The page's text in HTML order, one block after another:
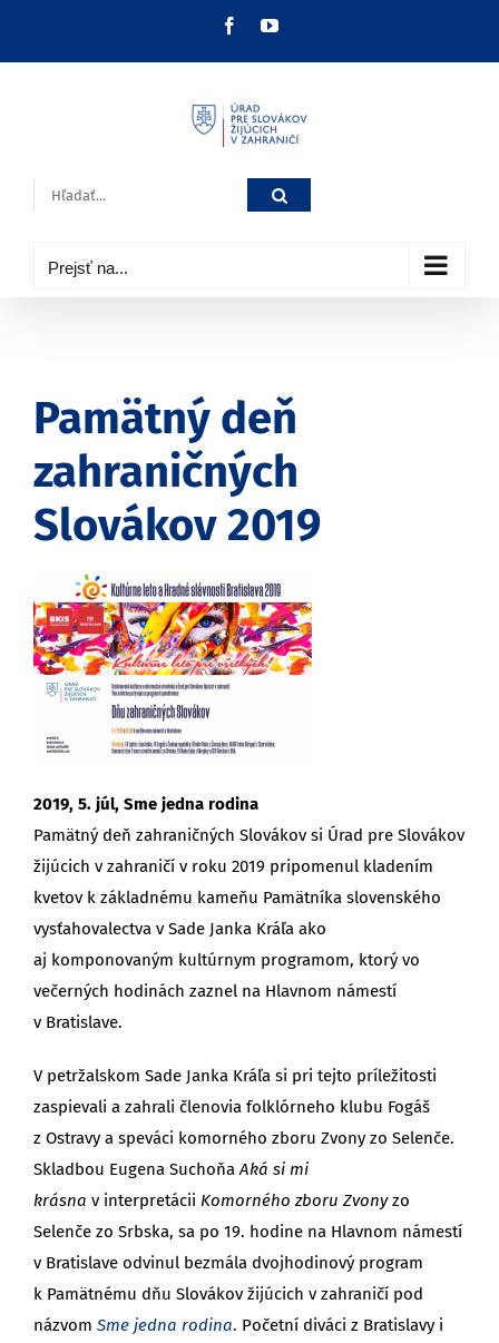
FacebookYouTube
Hľadať:
Prejsť na...
Pamätný deň
zahraničných
Slovákov 2019
2019, 5. júl, Sme jedna rodina
Pamätný deň zahraničných Slovákov si Úrad pre Slovákov
žijúcich v zahraničí v roku 2019 pripomenul kladením
kvetov k základnému kameňu Pamätníka slovenského
vysťahovalectva v Sade Janka Kráľa ako
aj komponovaným kultúrnym programom, ktorý vo
večerných hodinách zaznel na Hlavnom námestí
v Bratislave.
V petržalskom Sade Janka Kráľa si pri tejto príležitosti
zaspievali a zahrali členovia folklórneho klubu Fogáš
z Ostravy a speváci komorného zboru Zvony zo Selenče.
Skladbou Eugena Suchoňa Aká si mi
krásna v interpretácii Komorného zboru Zvonyzo
Selenče zo Srbska, sa po 19. hodine na Hlavnom námestí
v Bratislave odvinul bezmála dvojhodinový program
k Pamätnému dňu Slovákov žijúcich v zahraničí pod
názvom Sme jedna rodina. Početní diváci z Bratislavy i